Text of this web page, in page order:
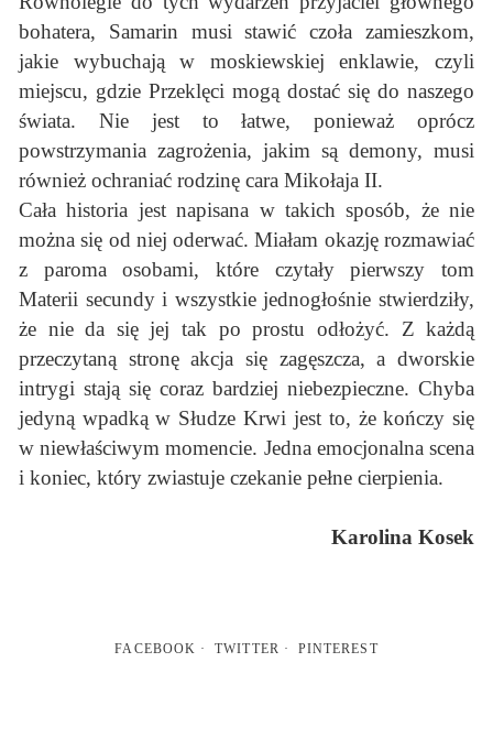
bohatera, Samarin musi stawić czoła zamieszkom,
jakie wybuchają w moskiewskiej enklawie, czyli
miejscu, gdzie Przeklęci mogą dostać się do naszego
świata. Nie jest to łatwe, ponieważ oprócz
powstrzymania zagrożenia, jakim są demony, musi
również ochraniać rodzinę cara Mikołaja II.
Cała historia jest napisana w takich sposób, że nie
można się od niej oderwać. Miałam okazję rozmawiać
z paroma osobami, które czytały pierwszy tom
Materii secundy i wszystkie jednogłośnie stwierdziły,
że nie da się jej tak po prostu odłożyć. Z każdą
przeczytaną stronę akcja się zagęszcza, a dworskie
intrygi stają się coraz bardziej niebezpieczne. Chyba
jedyną wpadką w Słudze Krwi jest to, że kończy się
w niewłaściwym momencie. Jedna emocjonalna scena
i koniec, który zwiastuje czekanie pełne cierpienia.
Karolina Kosek
FACEBOOK TWITTER PINTEREST